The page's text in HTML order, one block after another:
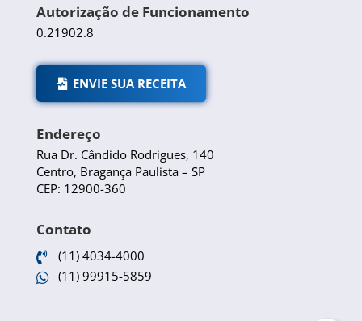
Autorização de Funcionamento
0.21902.8
ENVIE SUA RECEITA
Endereço
Rua Dr. Cândido Rodrigues, 140
Centro, Bragança Paulista – SP
CEP: 12900-360
Contato
 (11) 4034-4000
 (11) 99915-5859